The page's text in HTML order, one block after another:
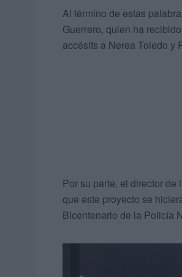
Al término de estas
Guerrero, quien ha
accésits a Nerea Toledo y
Por su parte, el director
que este proyecto se
Bicentenario de la Policía